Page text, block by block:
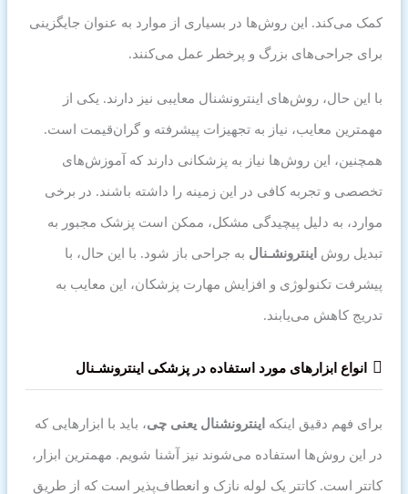
کمک می‌کند. این روش‌ها در بسیاری از موارد به عنوان جایگزینی
برای جراحی‌های بزرگ و پرخطر عمل می‌کنند.
با این حال، روش‌های اینترونشنال معایبی نیز دارند. یکی از
مهمترین معایب، نیاز به تجهیزات پیشرفته و گران‌قیمت است.
همچنین، این روش‌ها نیاز به پزشکانی دارند که آموزش‌های
تخصصی و تجربه کافی در این زمینه را داشته باشند. در برخی
موارد، به دلیل پیچیدگی مشکل، ممکن است پزشک مجبور به
تبدیل روش اینترونشـنال به جراحی باز شود. با این حال، با
پیشرفت تکنولوژی و افزایش مهارت پزشکان، این معایب به
تدریج کاهش می‌یابند.
انواع ابزارهای مورد استفاده در پزشکی اینترونشـنال
برای فهم دقیق اینکه اینترونشنال یعنی چی، باید با ابزارهایی که
در این روش‌ها استفاده می‌شوند نیز آشنا شویم. مهمترین ابزار،
کاتتر است. کاتتر یک لوله نازک و انعطاف‌پذیر است که از طریق